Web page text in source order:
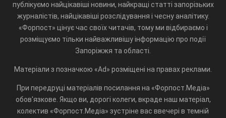
публікуємо найцікавіші новини, найкращі статті запорізьких
журналістів, найцікавіші розслідування і чесну аналітику.
«Форпост» цінує час своїх читачів, тому ми відбираємо і
розміщуємо тільки найважливішу інформацію про події
Запоріжжя та області.
Матеріали з позначкою «Ad» розміщені на правах реклами.
При передруці матеріалів посилання на «Форпост.Медіа»
обов'язкове. Якщо ви, дорогі колеги, вкраде наш матеріал,
колектив «Форпост.Медіа» зустріне вас ввечері в темній